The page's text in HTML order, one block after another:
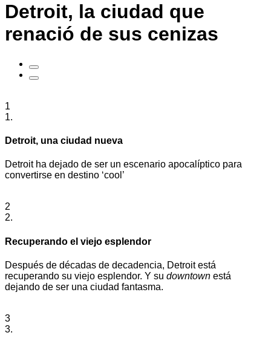
Detroit, la ciudad que
renació de sus cenizas
1
1.
Detroit, una ciudad nueva
Detroit ha dejado de ser un escenario apocalíptico para
convertirse en destino ‘cool’
2
2.
Recuperando el viejo esplendor
Después de décadas de decadencia, Detroit está
recuperando su viejo esplendor. Y su downtown está
dejando de ser una ciudad fantasma.
3
3.